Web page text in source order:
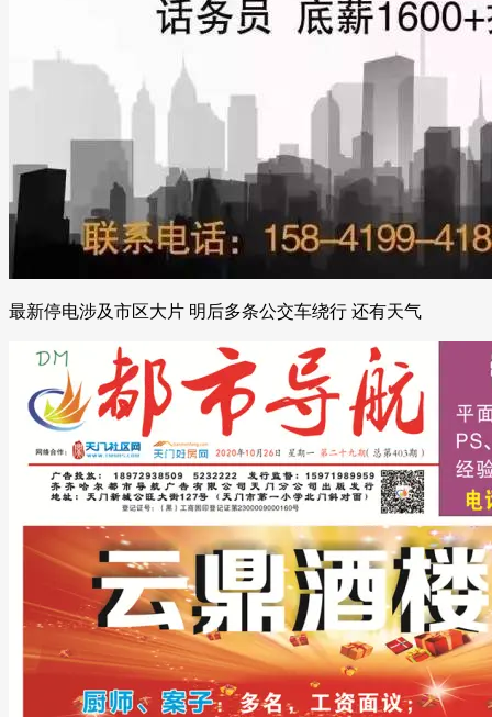
最新停电涉及市区大片 明后多条公交车绕行 还有天气